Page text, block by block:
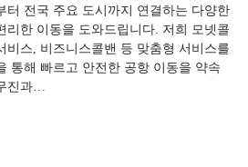
터 전국 주요 도시까지 연결하는 다양한
리한 이동을 도와드립니다. 저희 모넷콜
비스, 비즈니스콜밴 등 맞춤형 서비스를
통해 빠르고 안전한 공항 이동을 약속
진과…